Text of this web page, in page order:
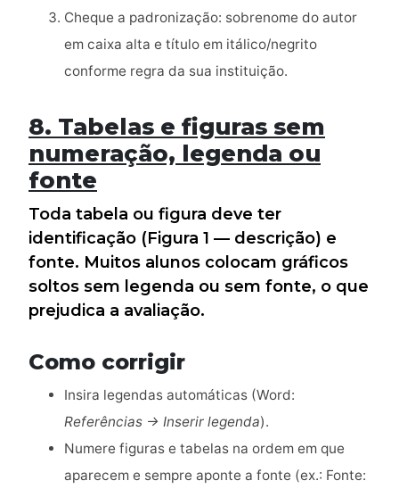
Cheque a padronização: sobrenome do autor
em caixa alta e título em itálico/negrito
conforme regra da sua instituição.
8. Tabelas e figuras sem
numeração, legenda ou
fonte
Toda tabela ou figura deve ter
identificação (Figura 1 — descrição) e
fonte. Muitos alunos colocam gráficos
soltos sem legenda ou sem fonte, o que
prejudica a avaliação.
Como corrigir
Insira legendas automáticas (Word:
Referências → Inserir legenda).
Numere figuras e tabelas na ordem em que
aparecem e sempre aponte a fonte (ex.: Fonte: